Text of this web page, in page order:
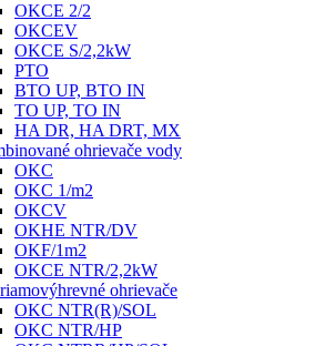
OKCE 2/2
OKCEV
OKCE S/2,2kW
PTO
BTO UP, BTO IN
TO UP, TO IN
HA DR, HA DRT, MX
ohrievače vody
OKC
OKC 1/m2
OKCV
OKHE NTR/DV
OKF/1m2
OKCE NTR/2,2kW
ohrievače
OKC NTR(R)/SOL
OKC NTR/HP